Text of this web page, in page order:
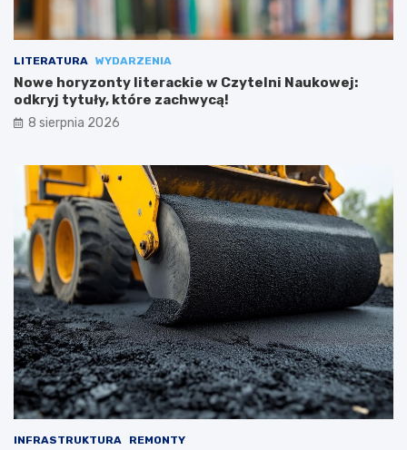
LITERATURA WYDARZENIA
Nowe horyzonty literackie w Czytelni Naukowej:
odkryj tytuły, które zachwycą!
8 sierpnia 2026
INFRASTRUKTURA REMONTY